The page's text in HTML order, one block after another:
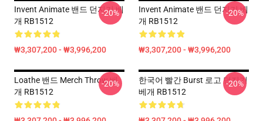
Invent Animate 밴드 던지기 베
개 RB1512
₩3,307,200 - ₩3,996,200
-20%
Invent Animate 밴드 던지기 베
개 RB1512
₩3,307,200 - ₩3,996,200
-20%
Loathe 밴드 Merch Throw 베
개 RB1512
-20%
한국어 빨간 Burst 로고 던지기
베개 RB1512
-20%